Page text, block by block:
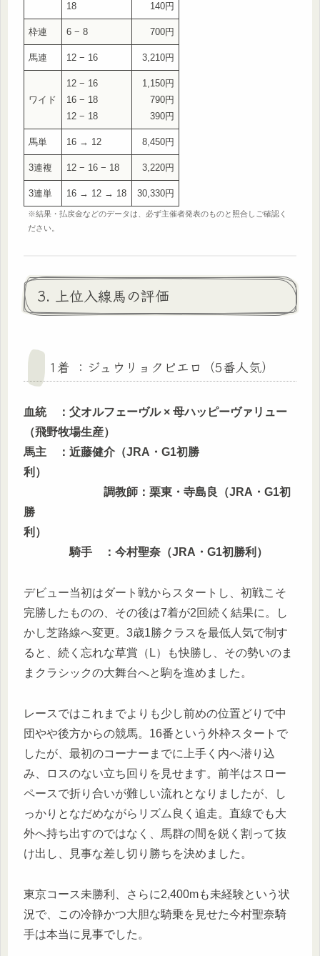
18 140円
枠連 6 − 8 700円
馬連 12 − 16 3,210円
ワイド
12 − 16
16 − 18
12 − 18
1,150円
790円
390円
馬単 16 → 12 8,450円
3連複 12 − 16 − 18 3,220円
3連単 16 → 12 → 18 30,330円
※結果・払戻金などのデータは、必ず主催者発表のものと照合しご確認く
ださい。
3. 上位入線馬の評価
1着 ：ジュウリョクピエロ（5番人気）
血統 ：父オルフェーヴル × 母ハッピーヴァリュー
（飛野牧場生産）
馬主 ：近藤健介（JRA・G1初勝
利）
調教師：栗東・寺島良（JRA・G1初
勝
利）
騎手 ：今村聖奈（JRA・G1初勝利）
デビュー当初はダート戦からスタートし、初戦こそ
完勝したものの、その後は7着が2回続く結果に。し
かし芝路線へ変更。3歳1勝クラスを最低人気で制す
ると、続く忘れな草賞（L）も快勝し、その勢いのま
まクラシックの大舞台へと駒を進めました。
レースではこれまでよりも少し前めの位置どりで中
団やや後方からの競馬。16番という外枠スタートで
したが、最初のコーナーまでに上手く内へ潜り込
み、ロスのない立ち回りを見せます。前半はスロー
ペースで折り合いが難しい流れとなりましたが、し
っかりとなだめながらリズム良く追走。直線でも大
外へ持ち出すのではなく、馬群の間を鋭く割って抜
け出し、見事な差し切り勝ちを決めました。
東京コース未勝利、さらに2,400mも未経験という状
況で、この冷静かつ大胆な騎乗を見せた今村聖奈騎
手は本当に見事でした。